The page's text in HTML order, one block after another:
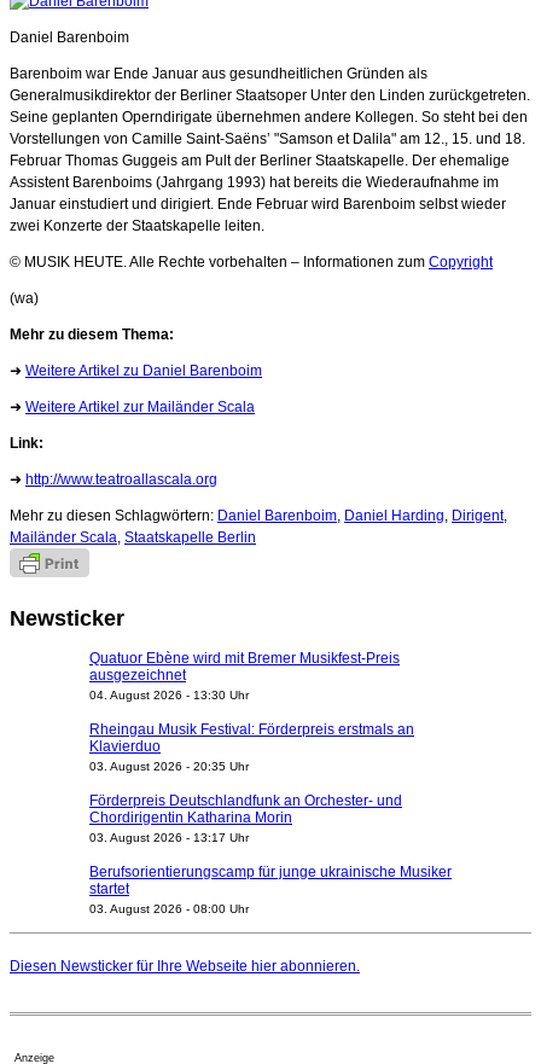
Daniel Barenboim
Barenboim war Ende Januar aus gesundheitlichen Gründen als
Generalmusikdirektor der Berliner Staatsoper Unter den Linden zurückgetreten.
Seine geplanten Operndirigate übernehmen andere Kollegen. So steht bei den
Vorstellungen von Camille Saint-Saënsʼ "Samson et Dalila" am 12., 15. und 18.
Februar Thomas Guggeis am Pult der Berliner Staatskapelle. Der ehemalige
Assistent Barenboims (Jahrgang 1993) hat bereits die Wiederaufnahme im
Januar einstudiert und dirigiert. Ende Februar wird Barenboim selbst wieder
zwei Konzerte der Staatskapelle leiten.
© MUSIK HEUTE. Alle Rechte vorbehalten – Informationen zum Copyright
(wa)
Mehr zu diesem Thema:
➜ Weitere Artikel zu Daniel Barenboim
➜ Weitere Artikel zur Mailänder Scala
Link:
➜ http://www.teatroallascala.org
Mehr zu diesen Schlagwörtern: Daniel Barenboim, Daniel Harding, Dirigent,
Mailänder Scala, Staatskapelle Berlin
Newsticker
Quatuor Ebène wird mit Bremer Musikfest-Preis
ausgezeichnet
04. August 2026 - 13:30 Uhr
Rheingau Musik Festival: Förderpreis erstmals an
Klavierduo
03. August 2026 - 20:35 Uhr
Förderpreis Deutschlandfunk an Orchester- und
Chordirigentin Katharina Morin
03. August 2026 - 13:17 Uhr
Berufsorientierungscamp für junge ukrainische Musiker
startet
03. August 2026 - 08:00 Uhr
Nationaltheater Mannheim
Regensburger Generalmusikdirektor Stefan Veselka
Diesen Newsticker für Ihre Webseite hier abonnieren.
Anzeige